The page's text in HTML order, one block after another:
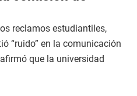
reclamos estudiantiles,
“ruido” en la comunicación
que la universidad